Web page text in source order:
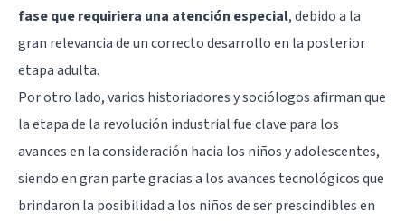
fase que requiriera una atención especial, debido a la
gran relevancia de un correcto desarrollo en la posterior
etapa adulta.
Por otro lado, varios historiadores y sociólogos afirman que
la etapa de la revolución industrial fue clave para los
avances en la consideración hacia los niños y adolescentes,
siendo en gran parte gracias a los avances tecnológicos que
brindaron la posibilidad a los niños de ser prescindibles en